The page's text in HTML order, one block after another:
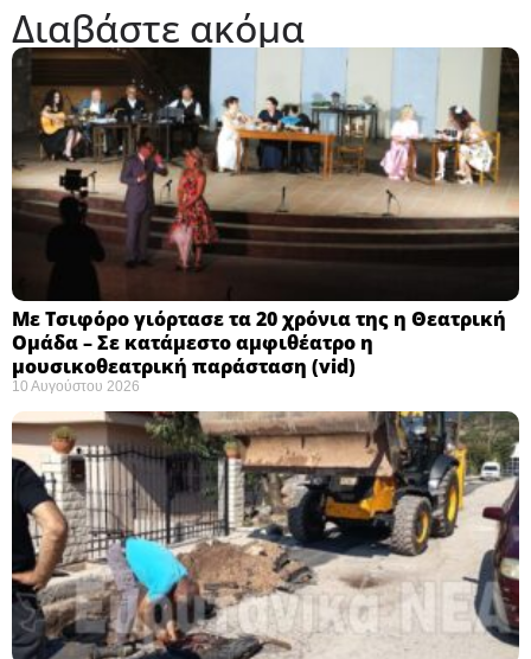
Διαβάστε ακόμα
Με Τσιφόρο γιόρτασε τα 20 χρόνια της η Θεατρική
Ομάδα – Σε κατάμεστο αμφιθέατρο η
μουσικοθεατρική παράσταση (vid)
10 Αυγούστου 2026